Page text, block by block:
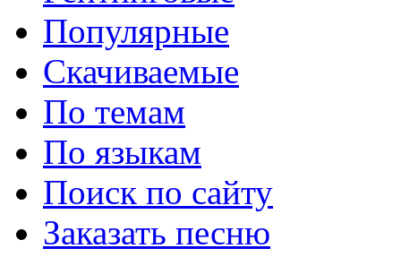
Популярные
Скачиваемые
По темам
По языкам
Поиск по сайту
Заказать песню